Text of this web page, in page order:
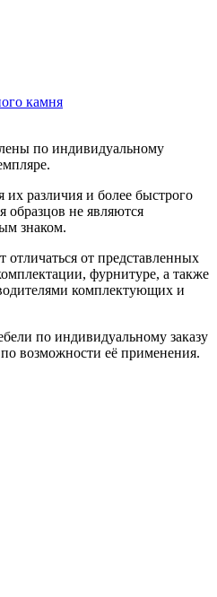
камня
по индивидуальному
различия и более быстрого
образцов не являются
знаком.
отличаться от представленных
фурнитуре, а также
комплектующих и
по индивидуальному заказу
возможности её применения.